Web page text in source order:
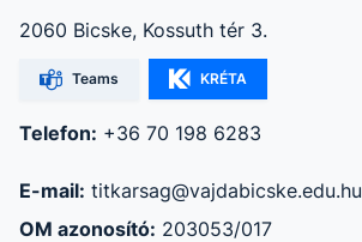
2060 Bicske, Kossuth tér 3.
Teams KRÉTA
Telefon: +36 70 198 6283
E-mail: titkarsag@vajdabicske.edu.hu
OM azonosító: 203053/017